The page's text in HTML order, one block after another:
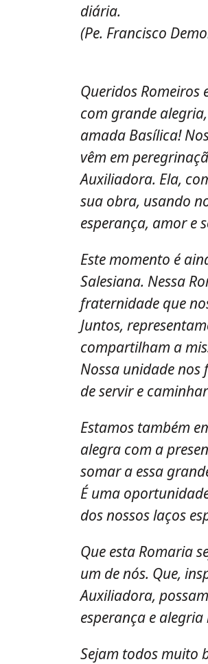
diária.
(Pe. Francisco
Queridos Romeiros
com grande
amada Basílica!
vêm em
Auxiliadora. Ela,
sua obra, usando
esperança, amor e
Este momento é
Salesiana. Nessa
fraternidade que
Juntos,
compartilham a
Nossa unidade
de servir e
Estamos também
alegra com a
somar a essa
É uma
dos nossos laços
Que esta Romaria
um de nós. Que,
Auxiliadora,
esperança e
Sejam todos muito